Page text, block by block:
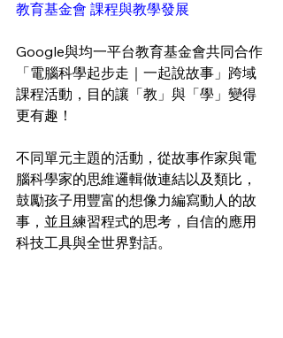
教育基金會 課程與教學發展
Google與均一平台教育基金會共同合作
「電腦科學起步走｜一起說故事」跨域
課程活動，目的讓「教」與「學」變得
更有趣！
不同單元主題的活動，從故事作家與電
腦科學家的思維邏輯做連結以及類比，
鼓勵孩子用豐富的想像力編寫動人的故
事，並且練習程式的思考，自信的應用
科技工具與全世界對話。